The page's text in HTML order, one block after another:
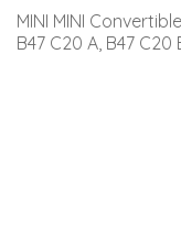
MINI MINI
B47 C20 A, B47 C20